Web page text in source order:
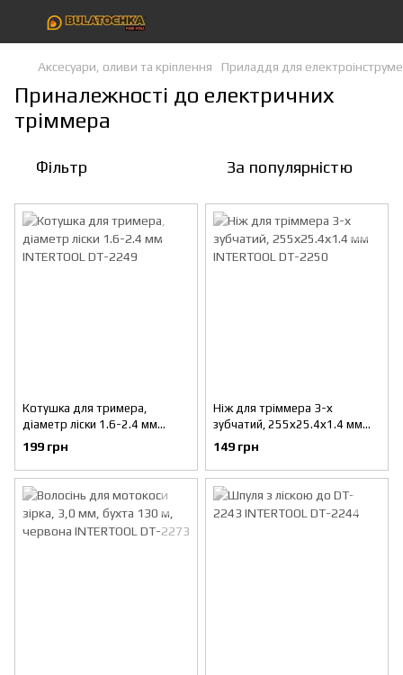
Аксесуари, оливи та кріплення Приладдя для
Приналежності до електричних
тріммера
Фільтр За популярністю
Котушка для тримера,
діаметр ліски 1.6-2.4 мм
INTERTOOL DT-2249
199 грн
Ніж для тріммера 3-х
зубчатий, 255х25.4х1.4 мм
INTERTOOL DT-2250
149 грн